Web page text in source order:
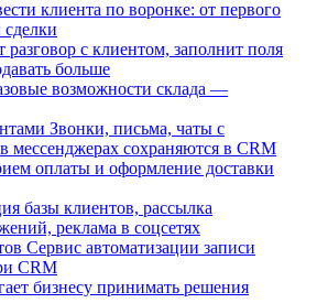
клиента по воронке: от первого
разговор с клиентом, заполнит поля
больше
возможности склада —
Звонки, письма, чаты с
мессенджерах сохраняются в CRM
оплаты и оформление доставки
базы клиентов, рассылка
реклама в соцсетях
Сервис автоматизации записи
CRM
бизнесу принимать решения